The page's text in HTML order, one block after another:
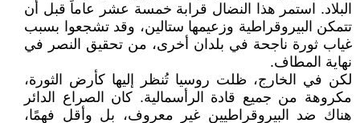
البلاد. استمر هذا النضال قرابة خمسة عشر عاماً قبل أن
تتمكن البيروقراطية وزعيمها ستالين، وقد تشجعوا بسبب
غياب ثورة ناجحة في بلدان أخرى، من تحقيق النصر في
نهاية المطاف.
لكن في الخارج، ظلت روسيا تُنظر إليها كأرض الثورة،
مكروهة من جميع قادة الرأسمالية. كان الصراع الدائر
هناك ضد البيروقراطيين غير معروف، بل وأقل فهمًا،